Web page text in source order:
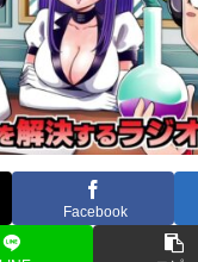
Facebook